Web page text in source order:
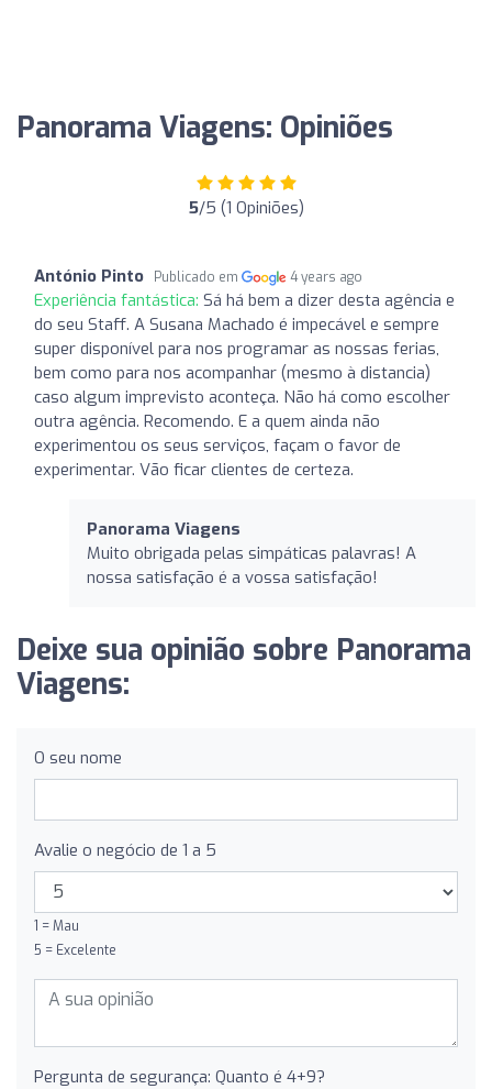
Panorama Viagens: Opiniões
5/5 (1 Opiniões)
António Pinto Publicado em 4 years ago
Experiência fantástica: Sá há bem a dizer desta agência e
do seu Staff. A Susana Machado é impecável e sempre
super disponível para nos programar as nossas ferias,
bem como para nos acompanhar (mesmo à distancia)
caso algum imprevisto aconteça. Não há como escolher
outra agência. Recomendo. E a quem ainda não
experimentou os seus serviços, façam o favor de
experimentar. Vão ficar clientes de certeza.
Panorama Viagens
Muito obrigada pelas simpáticas palavras! A
nossa satisfação é a vossa satisfação!
Deixe sua opinião sobre Panorama
Viagens:
O seu nome
Avalie o negócio de 1 a 5
1 = Mau
5 = Excelente
Pergunta de segurança: Quanto é 4+9?